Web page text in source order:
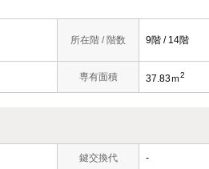
所在階 / 階数 9階 / 14階
専有面積 37.83ｍ2
鍵交換代 -